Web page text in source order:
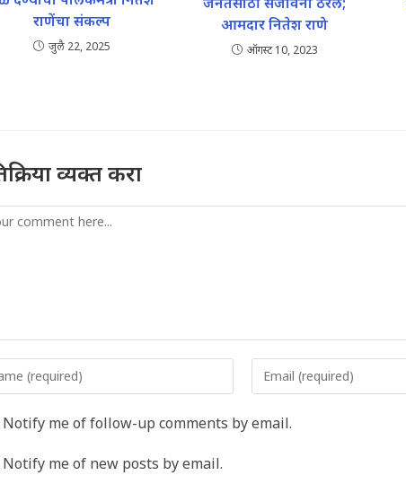
राणेंचा संकल्प
जुलै 22, 2025
आमदार नितेश राणे
ऑगस्ट 10, 2023
व्यक्त करा
your
address
Notify me of follow-up comments by email.
Notify me of new posts by email.